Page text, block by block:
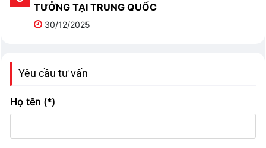
TƯỞNG TẠI TRUNG QUỐC
30/12/2025
Yêu cầu tư vấn
Họ tên (*)